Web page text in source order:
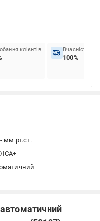
клієнтів Вчасність
100%
мм.рт.ст.